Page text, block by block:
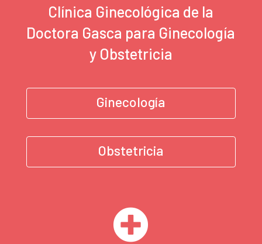
Clínica Ginecológica de la
Doctora Gasca para Ginecología
y Obstetricia
Ginecología
Obstetricia
